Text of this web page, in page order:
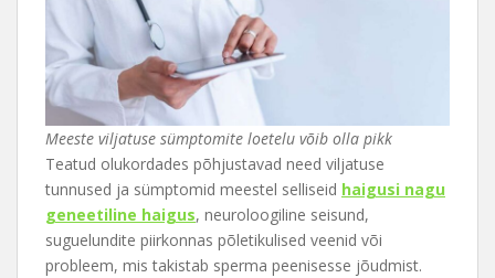
Meeste viljatuse sümptomite loetelu võib olla pikk
Teatud olukordades põhjustavad need viljatuse
tunnused ja sümptomid meestel selliseid haigusi nagu
geneetiline haigus, neuroloogiline seisund,
suguelundite piirkonnas põletikulised veenid või
probleem, mis takistab sperma peenisesse jõudmist.